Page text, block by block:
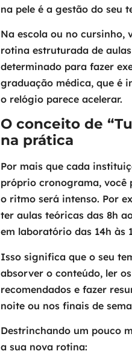
na pele é a gestão do seu
Na escola ou no cursinho,
rotina estruturada de
determinado para fazer
graduação médica, que é
o relógio parece acelerar.
O conceito de
na prática
Por mais que cada
próprio cronograma, você
o ritmo será intenso. Por
ter aulas teóricas das 8h
em laboratório das 14h às
Isso significa que o seu
absorver o conteúdo, ler
recomendados e fazer
noite ou nos finais de
Destrinchando um pouco
a sua nova rotina: